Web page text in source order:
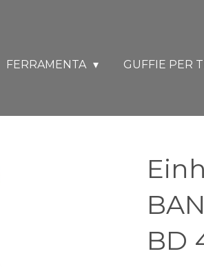
FERRAMENTA GUFFIE PER
BD